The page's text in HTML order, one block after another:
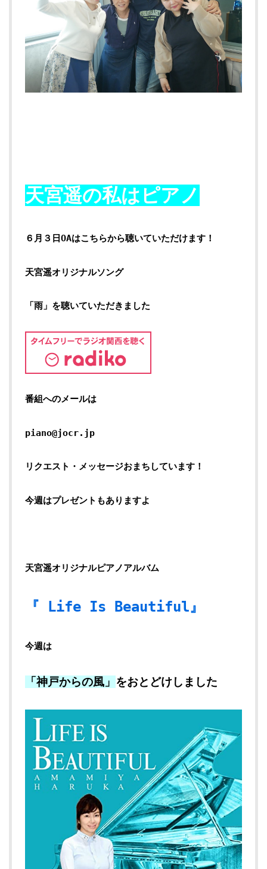
天宮遥の私はピアノ
６月３日OAはこちらから聴いていただけます！
天宮遥オリジナルソング
「雨」を聴いていただきました
番組へのメールは
piano@jocr.jp
リクエスト・メッセージおまちしています！
今週はプレゼントもありますよ
天宮遥オリジナルピアノアルバム
『 Life Is Beautiful』
今週は
「神戸からの風」 をおとどけしました